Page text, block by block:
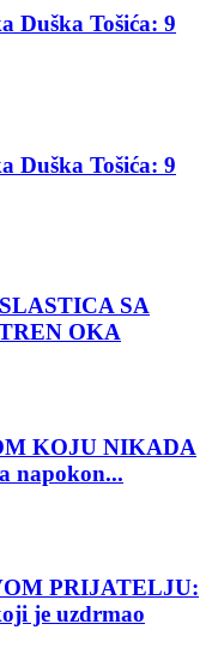
Duška Tošića: 9
Duška Tošića: 9
SA
OKA
KOJU NIKADA
napokon...
PRIJATELJU:
je uzdrmao